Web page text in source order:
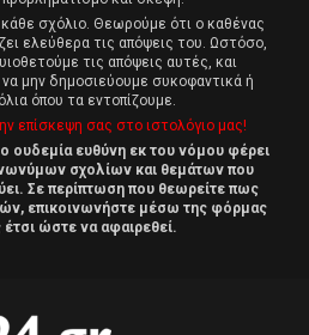
σχόλιο. Θεωρούμε ότι ο καθένας
ελεύθερα τις απόψεις του. Ωστόσο,
τις απόψεις αυτές, και
μην δημοσιεύουμε συκοφαντικά ή
όπου τα εντοπίζουμε.
επίσκεψη σας στο ιστολόγιο μας!
ουδεμία ευθύνη εκ του νόμου φέρει
σχολίων και θεμάτων που
Σε περίπτωση που θεωρείτε πως
επικοινωνήστε μέσω της φόρμας
έτσι ώστε να αφαιρεθεί.